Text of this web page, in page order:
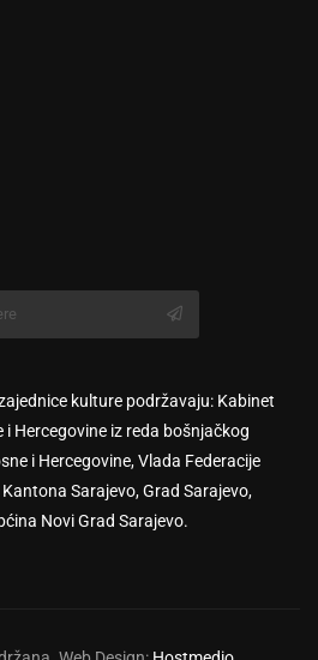
kulture podržavaju: Kabinet
Hercegovine iz reda bošnjačkog
i Hercegovine, Vlada Federacije
Sarajevo, Grad Sarajevo,
Novi Grad Sarajevo.